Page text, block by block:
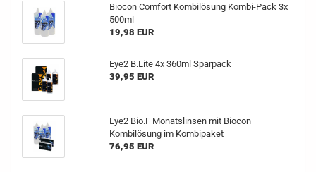
Biocon Comfort Kombilösung Kombi-Pack 3x
500ml
19,98 EUR
Eye2 B.Lite 4x 360ml Sparpack
39,95 EUR
Eye2 Bio.F Monatslinsen mit Biocon
Kombilösung im Kombipaket
76,95 EUR